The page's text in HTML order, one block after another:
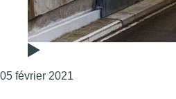
05 février 2021